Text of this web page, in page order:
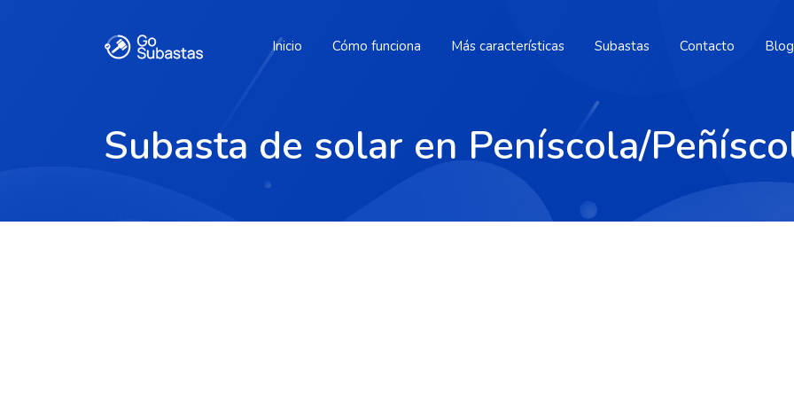
Inicio Cómo funciona Más características Subastas Contacto Blog
Subasta de solar en Peníscola/